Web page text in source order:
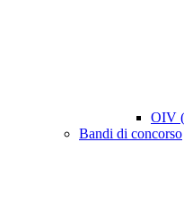
OIV
Bandi di concorso